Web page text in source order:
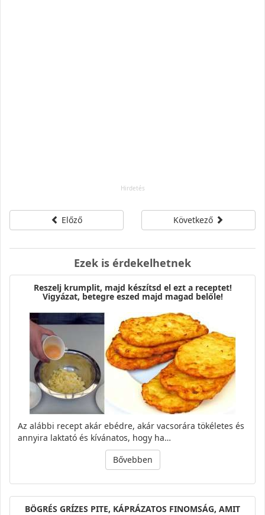
Előző Következő
Ezek is érdekelhetnek
Reszelj krumplit, majd készítsd el ezt a receptet!
Vigyázat, betegre eszed majd magad belőle!
Az alábbi recept akár ebédre, akár vacsorára tökéletes és
annyira laktató és kívánatos, hogy ha…
Bővebben
BÖGRÉS GRÍZES PITE, KÁPRÁZATOS FINOMSÁG, AMIT